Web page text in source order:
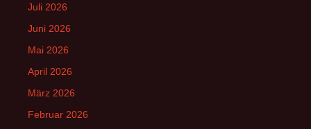
Juli 2026
Juni 2026
Mai 2026
April 2026
März 2026
Februar 2026